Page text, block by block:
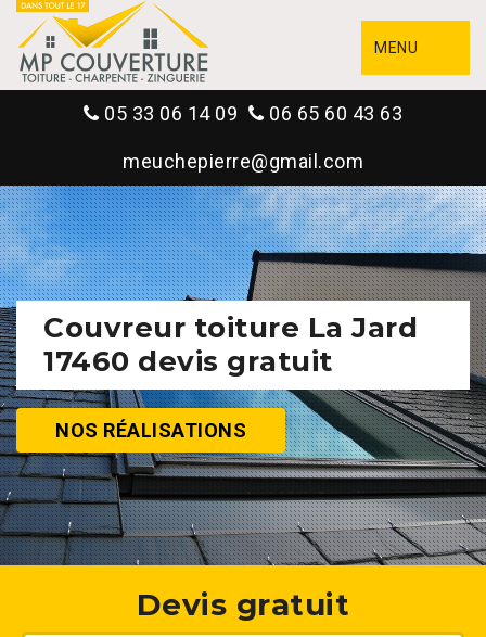
MENU
05 33 06 14 09 06 65 60 43 63
meuchepierre@gmail.com
Couvreur toiture La Jard
17460 devis gratuit
NOS RÉALISATIONS
Devis gratuit